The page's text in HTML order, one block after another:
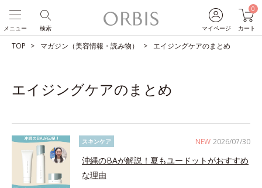
マイページ
0
カート
検索
メニュー
TOP マガジン（美容情報・読み物） エイジングケアのまとめ
エイジングケアのまとめ
NEW 2026/07/30
スキンケア
沖縄のBAが解説！夏もユードットがおすすめ
な理由